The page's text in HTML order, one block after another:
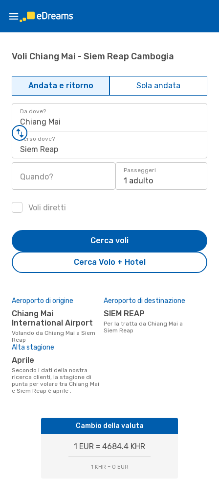
Voli Chiang Mai - Siem Reap Cambogia
Andata e ritorno Sola andata
Da dove?
Chiang Mai
Verso dove?
Siem Reap
Quando?
Passeggeri
1 adulto
Voli diretti
Cerca Volo + Hotel
Cerca voli
Aeroporto di origine
Chiang Mai
International Airport
Volando da Chiang Mai a Siem
Reap
Aeroporto di destinazione
SIEM REAP
Per la tratta da Chiang Mai a
Siem Reap
Alta stagione
aprile
Secondo i dati della nostra
ricerca clienti, la stagione di
punta per volare tra Chiang Mai
e Siem Reap è aprile .
Cambio della valuta
1 EUR = 4684.4 KHR
1 KHR = 0 EUR